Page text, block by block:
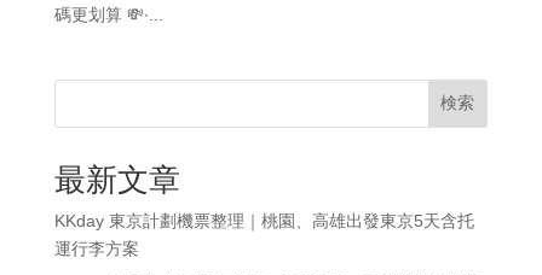
碼更划算 💸∙...
検索
最新文章
KKday 東京計劃機票整理｜桃園、高雄出發東京5天含托
運行李方案